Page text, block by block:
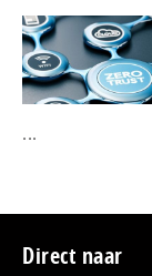
...
Footer
Direct naar